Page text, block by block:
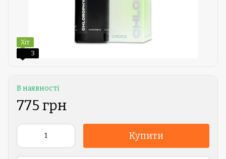
Хіт
3
В наявності
775 грн
Купити